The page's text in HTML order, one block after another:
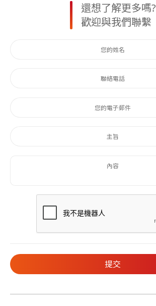
還想了解更多嗎?
歡迎與我們聯繫